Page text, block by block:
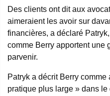
Des clients ont dit aux
aimeraient les avoir sur
financières, a déclaré
comme Berry apportent une
parvenir.
Patryk a décrit Berry
pratique plus large » dans